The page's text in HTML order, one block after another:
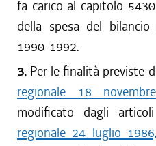
fa carico al capitolo
della spesa del
1990-1992.
3. Per le finalità previste
regionale 18
modificato dagli
regionale 24 luglio